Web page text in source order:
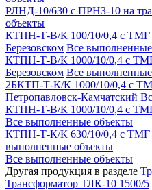
РЛНД-10/630 с ПРНЗ-10 на
объекты
КТПН-Т-В/К 100/10/0,4 с ТМГ
Березовском Все
КТПН-Т-В/К 1000/10/0,4 с ТМГ
Березовском Все
2БКТП-Т-К/К 1000/10/0,4 с
Петропавловск-Камчатский
КТПН-Т-В/К 1000/10/0,4 с ТМГ
Все выполненные объекты
КТПН-Т-К/К 630/10/0,4 с ТМГ
выполненные объекты
Все выполненные объекты
Другая продукция в разделе
Трансформатор ТЛК-10 1500/5